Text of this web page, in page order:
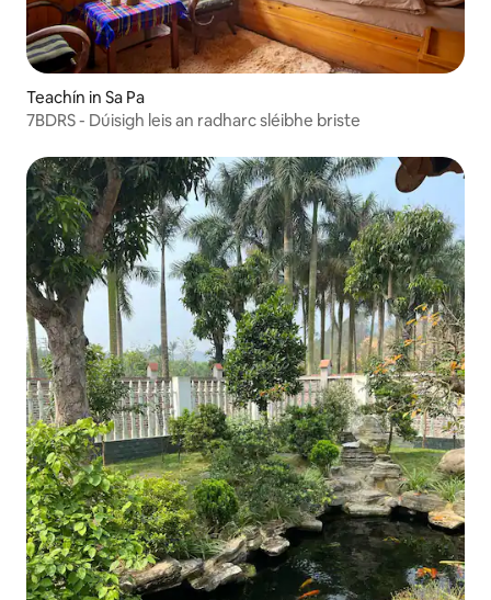
Teachín in Sa Pa
7BDRS - Dúisigh leis an radharc sléibhe briste